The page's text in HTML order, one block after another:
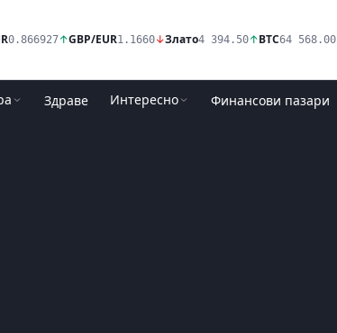
0.866927↑GBP/EUR1.1660↓Злато4 394.50↑BTC64 568.00
Здраве Интересно Финансови пазари